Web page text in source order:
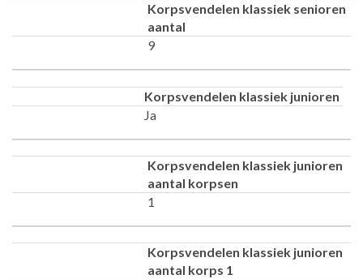
Korpsvendelen klassiek senioren
aantal
9
Korpsvendelen klassiek junioren
Ja
Korpsvendelen klassiek junioren
aantal korpsen
1
Korpsvendelen klassiek junioren
aantal korps 1